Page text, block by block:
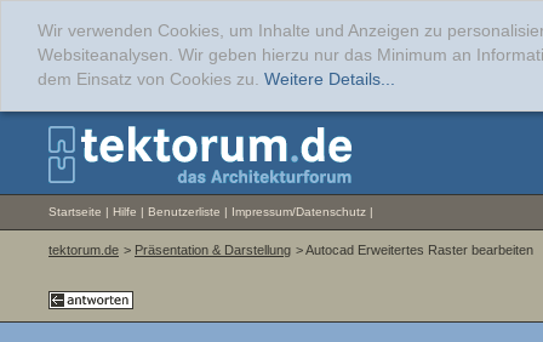
Wir verwenden Cookies, um Inhalte und Anzeigen zu
Websiteanalysen. Wir geben hierzu nur das Minimum an
dem Einsatz von Cookies zu. Weitere Details...
Startseite | Hilfe | Benutzerliste | Impressum/Datenschutz |
tektorum.de > Präsentation & Darstellung > Autocad Erweitertes Raster bearbeiten